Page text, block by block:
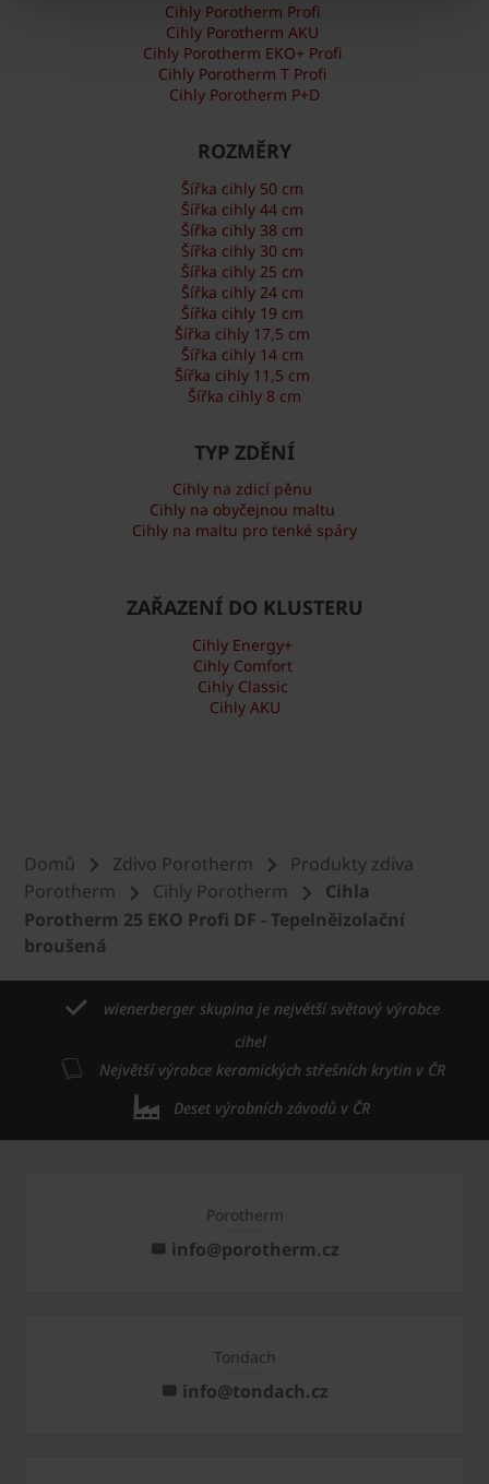
Cihly Porotherm Profi
Cihly Porotherm AKU
Cihly Porotherm EKO+ Profi
Cihly Porotherm T Profi
Cihly Porotherm P+D
ROZMĚRY
Šířka cihly 50 cm
Šířka cihly 44 cm
Šířka cihly 38 cm
Šířka cihly 30 cm
Šířka cihly 25 cm
Šířka cihly 24 cm
Šířka cihly 19 cm
Šířka cihly 17,5 cm
Šířka cihly 14 cm
Šířka cihly 11,5 cm
Šířka cihly 8 cm
TYP ZDĚNÍ
Cihly na zdicí pěnu
Cihly na obyčejnou maltu
Cihly na maltu pro tenké spáry
ZAŘAZENÍ DO KLUSTERU
Cihly Energy+
Cihly Comfort
Cihly Classic
Cihly AKU
Domů Zdivo Porotherm
Produkty zdiva
Porotherm
Cihly Porotherm
Cihla
Porotherm 25 EKO Profi DF - Tepelněizolační
broušená
wienerberger skupina je největší světový výrobce
cihel
Největší výrobce keramických střešních krytin v ČR
Deset výrobních závodů v ČR
Porotherm
info@porotherm.cz
Tondach
info@tondach.cz